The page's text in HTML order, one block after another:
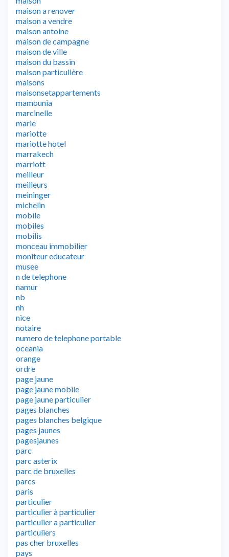
maison a renover
maison a vendre
maison antoine
maison de campagne
maison de ville
maison du bassin
maison particulière
maisons
maisonsetappartements
mamounia
marcinelle
marie
mariotte
mariotte hotel
marrakech
marriott
meilleur
meilleurs
meininger
michelin
mobile
mobiles
mobilis
monceau immobilier
moniteur educateur
musee
n de telephone
namur
nb
nh
nice
notaire
numero de telephone portable
oceania
orange
ordre
page jaune
page jaune mobile
page jaune particulier
pages blanches
pages blanches belgique
pages jaunes
pagesjaunes
parc
parc asterix
parc de bruxelles
parcs
paris
particulier
particulier à particulier
particulier a particulier
particuliers
pas cher bruxelles
pays